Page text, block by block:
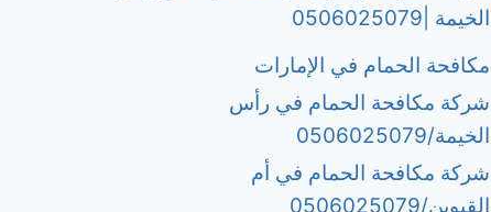
الخيمة |0506025079
مكافحة الحمام في الإمارات
شركة مكافحة الحمام في رأس
الخيمة/0506025079
شركة مكافحة الحمام في أم
القيوين/0506025079